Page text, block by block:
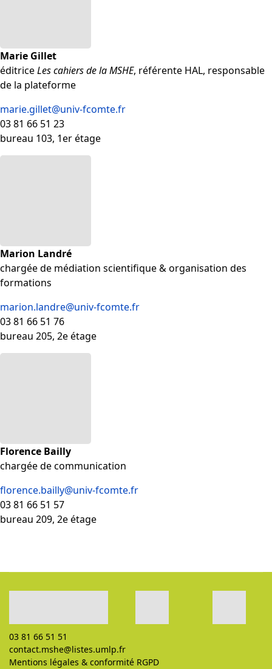
Marie Gillet
éditriceLes cahiers de la MSHE, référente HAL, responsable
de la plateforme
marie.gillet@univ-fcomte.fr
03 81 66 51 23
bureau 103, 1er étage
Marion Landré
chargée de médiation scientifique & organisation des
formations
marion.landre@univ-fcomte.fr
03 81 66 51 76
bureau 205, 2e étage
Florence Bailly
chargée de communication
florence.bailly@univ-fcomte.fr
03 81 66 51 57
bureau 209, 2e étage
03 81 66 51 51
contact.mshe@listes.umlp.fr
Mentions légales & conformité RGPD